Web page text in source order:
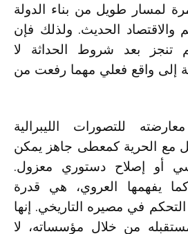
لمسار طويل من بناء الدولة
والاقتصاد الحديث. ولذلك فإن
تنجز بعد شروط الحداثة لا
إلى واقع فعلي مهما رفعت من
للتصورات الليبرالية
مع الحرية كمعطى جاهز يمكن
أو إصلاح دستوري معزول.
كما يفهمها العروي، هي قدرة
في مصيره التاريخي. إنها
من خلال مؤسساته، لا